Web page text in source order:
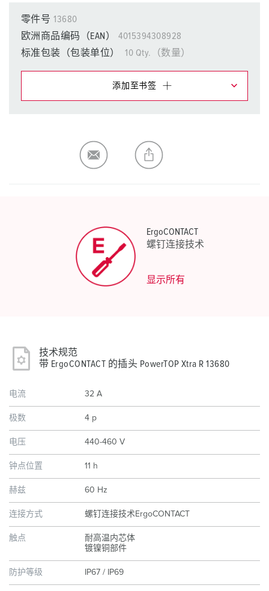
零件号 13680
欧洲商品编码（EAN）
4015394308928
标准包装（包装单位）
10 Qty.（数量）
添加至书签
生成新清单
ErgoCONTACT
螺钉连接技术
显示所有
技术规范
带 ErgoCONTACT 的插头 PowerTOP Xtra R 13680
电流 32 A
极数 4 p
电压 440-460 V
钟点位置 11 h
赫兹 60 Hz
连接方式 螺钉连接技术ErgoCONTACT
触点
耐高温内芯体
镀镍铜部件
防护等级 IP67 / IP69